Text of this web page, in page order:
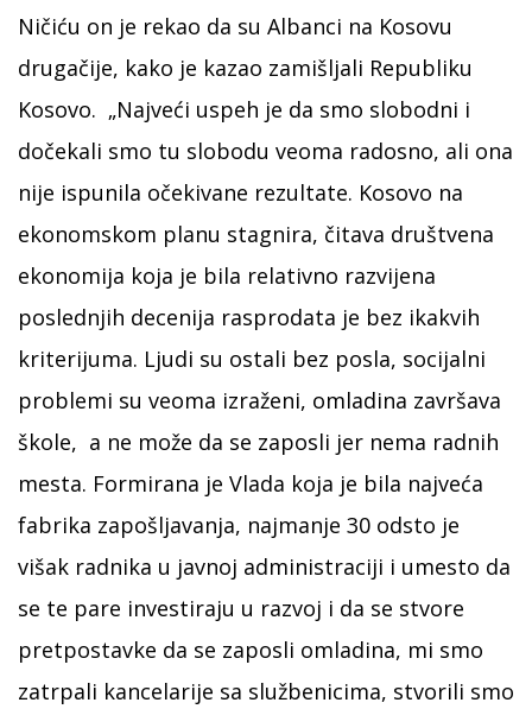
Ničiću on je rekao da su Albanci na Kosovu
drugačije, kako je kazao zamišljali Republiku
Kosovo. „Najveći uspeh je da smo slobodni i
dočekali smo tu slobodu veoma radosno, ali ona
nije ispunila očekivane rezultate. Kosovo na
ekonomskom planu stagnira, čitava društvena
ekonomija koja je bila relativno razvijena
poslednjih decenija rasprodata je bez ikakvih
kriterijuma. Ljudi su ostali bez posla, socijalni
problemi su veoma izraženi, omladina završava
škole, a ne može da se zaposli jer nema radnih
mesta. Formirana je Vlada koja je bila najveća
fabrika zapošljavanja, najmanje 30 odsto je
višak radnika u javnoj administraciji i umesto da
se te pare investiraju u razvoj i da se stvore
pretpostavke da se zaposli omladina, mi smo
zatrpali kancelarije sa službenicima, stvorili smo